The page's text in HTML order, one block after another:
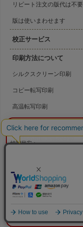
概算合計
納期目安：—
印刷位置：選択してください
印刷色：—
印刷代：¥0
リピート注文の版代は不要
版は使いまわせます
校正サービス
印刷方法について
シルクスクリーン印刷
コピー転写印刷
高温転写印刷
3種類の印刷方法の比較
名入れ注文の流れ
名入れのよくある質問
無料サンプル提供